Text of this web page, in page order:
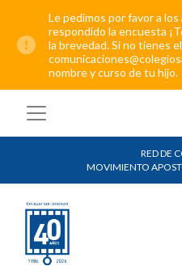
Le pedimos por favor a
respondido la encuesta
la brevedad. Si no tienes
nombre y curso de tu hijo.
RED DE
MOVIMIENTO